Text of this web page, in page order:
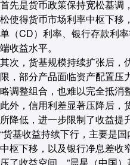
首先是货币政策保持宽松基调
松使得货币市场利率中枢下移
单（CD）利率、银行存款利
端收益水平。
其次，货基规模持续扩张后，
限，部分产品面临资产配置压
略调整组合，也难以完全抵消
此外，信用利差显著压降后，
所降低，进一步限制了收益提
“货基收益持续下行，主要是
中枢下移，以及银行净息差收